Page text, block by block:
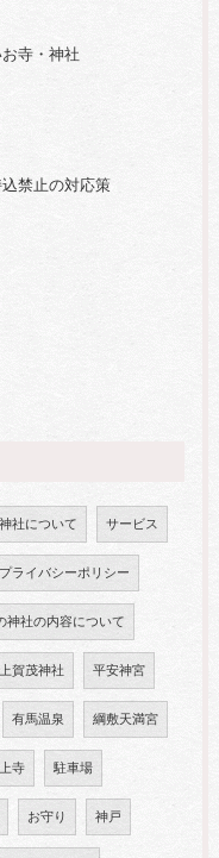
寺・神社
禁止の対応策
社について サービス
プライバシーポリシー
神社の内容について
上賀茂神社 平安神宮
有馬温泉 綱敷天満宮
寺 駐車場
お守り 神戸